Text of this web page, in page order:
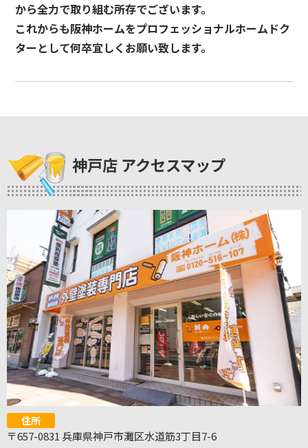
から全力で取り組む所存でございます。
これからも阪神ホームをプロフェッショナルホームドク
ターとして何卒宜しくお願い致します。
神戸店 アクセスマップ
住所
〒657-0831 兵庫県神戸市灘区水道筋3丁目7-6